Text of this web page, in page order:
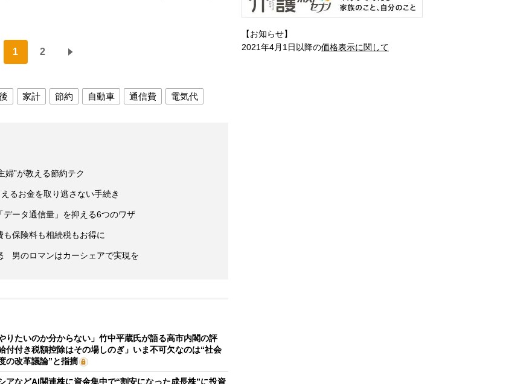
1 2
家計 節約 自動車 通信費 電気代
婦”が教える節約テク
るお金を取り逃さない手続き
ータ通信量」を抑える6つのワザ
保険料も相続税もお得に
男のロマンはカーシェアで実現を
りたいのか分からない」竹中平蔵氏が語る高市内閣の評
付き税額控除はその場しのぎ」いま不可欠なのは“社会
の改革議論”と指摘
アなどAI関連株に資金集中で“割安になった成長株”に投資
【お知らせ】
2021年4月1日以降の価格表示に関して